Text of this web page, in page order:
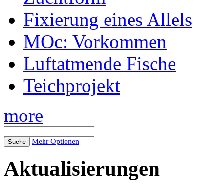
Fixierung eines Allels
MOc: Vorkommen
Luftatmende Fische
Teichprojekt
more
Mehr Optionen
Aktualisierungen